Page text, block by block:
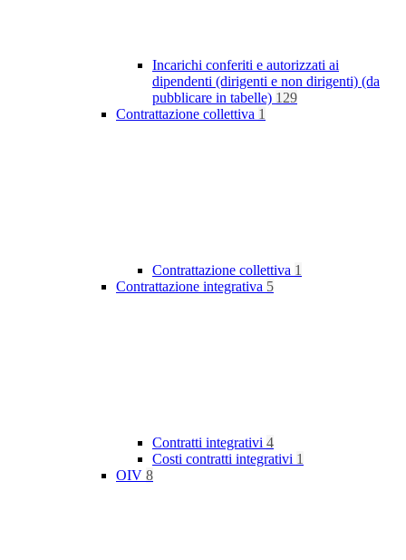
Incarichi conferiti e autorizzati ai
dipendenti (dirigenti e non dirigenti) (da
pubblicare in tabelle) 129
Contrattazione collettiva 1
Contrattazione collettiva 1
Contrattazione integrativa 5
Contratti integrativi 4
Costi contratti integrativi 1
OIV 8